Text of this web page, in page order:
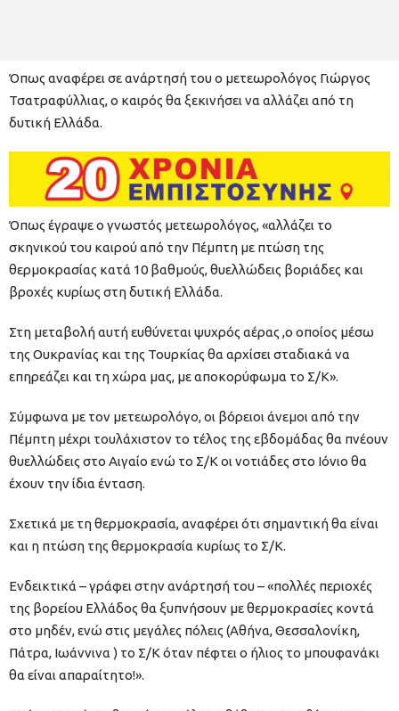
Όπως αναφέρει σε ανάρτησή του ο μετεωρολόγος Γιώργος
Τσατραφύλλιας, ο καιρός θα ξεκινήσει να αλλάζει από τη
δυτική Ελλάδα.
Όπως έγραψε ο γνωστός μετεωρολόγος, «αλλάζει το
σκηνικού του καιρού από την Πέμπτη με πτώση της
θερμοκρασίας κατά 10 βαθμούς, θυελλώδεις βοριάδες και
βροχές κυρίως στη δυτική Ελλάδα.
Στη μεταβολή αυτή ευθύνεται ψυχρός αέρας ,ο οποίος μέσω
της Ουκρανίας και της Τουρκίας θα αρχίσει σταδιακά να
επηρεάζει και τη χώρα μας, με αποκορύφωμα το Σ/Κ».
Σύμφωνα με τον μετεωρολόγο, οι βόρειοι άνεμοι από την
Πέμπτη μέχρι τουλάχιστον το τέλος της εβδομάδας θα πνέουν
θυελλώδεις στο Αιγαίο ενώ το Σ/Κ οι νοτιάδες στο Ιόνιο θα
έχουν την ίδια ένταση.
Σχετικά με τη θερμοκρασία, αναφέρει ότι σημαντική θα είναι
και η πτώση της θερμοκρασία κυρίως το Σ/Κ.
Ενδεικτικά – γράφει στην ανάρτησή του – «πολλές περιοχές
της βορείου Ελλάδος θα ξυπνήσουν με θερμοκρασίες κοντά
στο μηδέν, ενώ στις μεγάλες πόλεις (Αθήνα, Θεσσαλονίκη,
Πάτρα, Ιωάννινα ) το Σ/Κ όταν πέφτει ο ήλιος το μπουφανάκι
θα είναι απαραίτητο!».